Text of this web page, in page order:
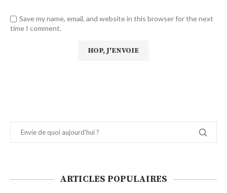
Save my name, email, and website in this browser for the next
time I comment.
ARTICLES POPULAIRES